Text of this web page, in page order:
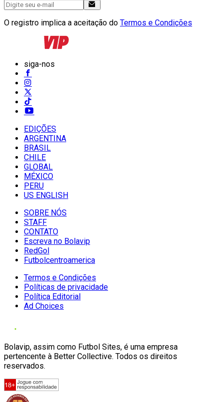
O registro implica a aceitação do Termos e Condições
siga-nos
EDIÇÕES
ARGENTINA
BRASIL
CHILE
GLOBAL
MÉXICO
PERU
US ENGLISH
SOBRE NÓS
STAFF
CONTATO
Escreva no Bolavip
RedGol
Futbolcentroamerica
Termos e Condições
Políticas de privacidade
Política Editorial
Ad Choices
Bolavip, assim como Futbol Sites, é uma empresa
pertencente à Better Collective. Todos os direitos
reservados.